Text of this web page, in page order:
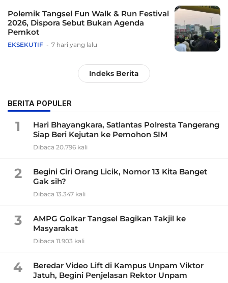
Polemik Tangsel Fun Walk & Run Festival
2026, Dispora Sebut Bukan Agenda
Pemkot
EKSEKUTIF 7 hari yang lalu
Indeks Berita
BERITA POPULER
1
Hari Bhayangkara, Satlantas Polresta Tangerang
Siap Beri Kejutan ke Pemohon SIM
Dibaca 20.796 kali
2
Begini Ciri Orang Licik, Nomor 13 Kita Banget
Gak sih?
Dibaca 13.347 kali
3
AMPG Golkar Tangsel Bagikan Takjil ke
Masyarakat
Dibaca 11.903 kali
4
Beredar Video Lift di Kampus Unpam Viktor
Jatuh, Begini Penjelasan Rektor Unpam